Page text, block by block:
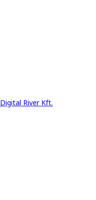
Digital River Kft.